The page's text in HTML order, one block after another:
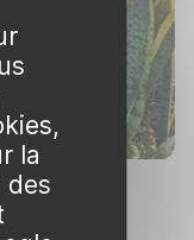
feuilles
formant
les petits
la variété
la
des